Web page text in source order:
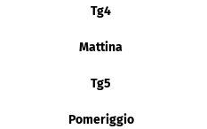
Tg4
Mattina
Tg5
Pomeriggio